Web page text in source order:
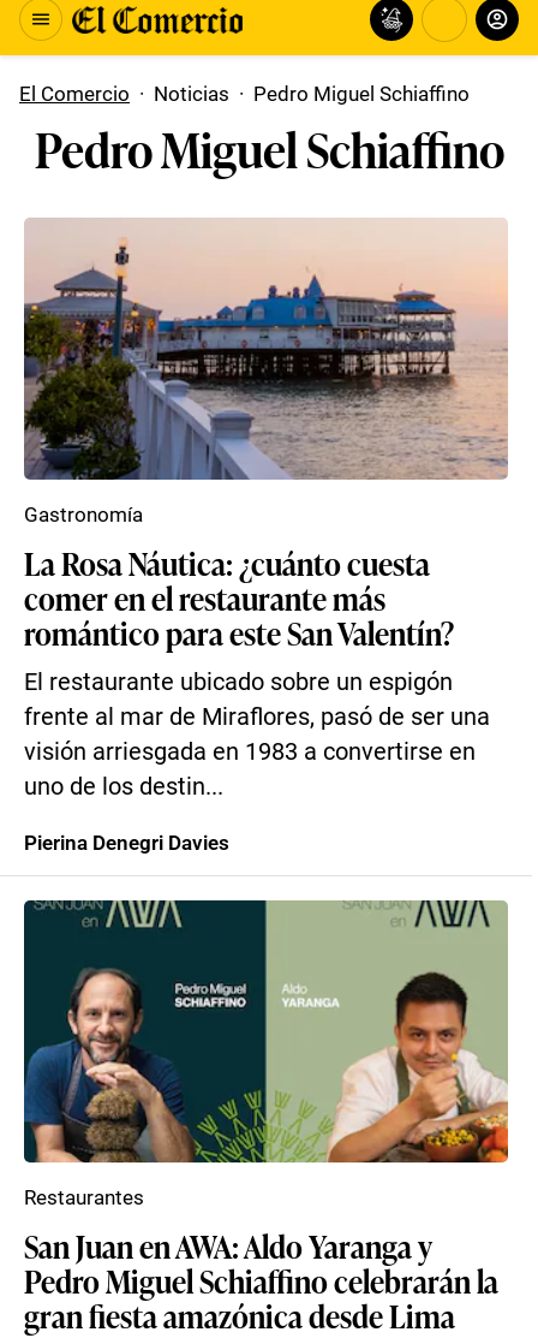
El Comercio · Noticias · Pedro Miguel Schiaffino
Pedro Miguel Schiaffino
La Rosa Náutica: ¿cuánto cuesta
comer en el restaurante más
romántico para este San Valentín?
El restaurante ubicado sobre un espigón
frente al mar de Miraflores, pasó de ser una
visión arriesgada en 1983 a convertirse en
uno de los destin...
Gastronomía
Pierina Denegri Davies
San Juan en AWA: Aldo Yaranga y
Pedro Miguel Schiaffino celebrarán la
gran fiesta amazónica desde Lima
Restaurantes